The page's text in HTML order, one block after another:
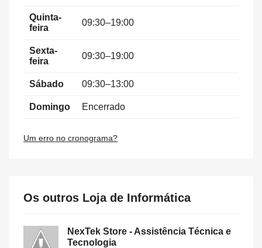
Quinta-
feira
09:30–19:00
Sexta-
feira
09:30–19:00
Sábado 09:30–13:00
Domingo Encerrado
Um erro no cronograma?
Os outros Loja de Informática
NexTek Store - Assistência Técnica e
Tecnologia